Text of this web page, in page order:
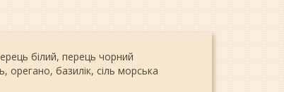
білий, перець чорний
базилік, сіль морська